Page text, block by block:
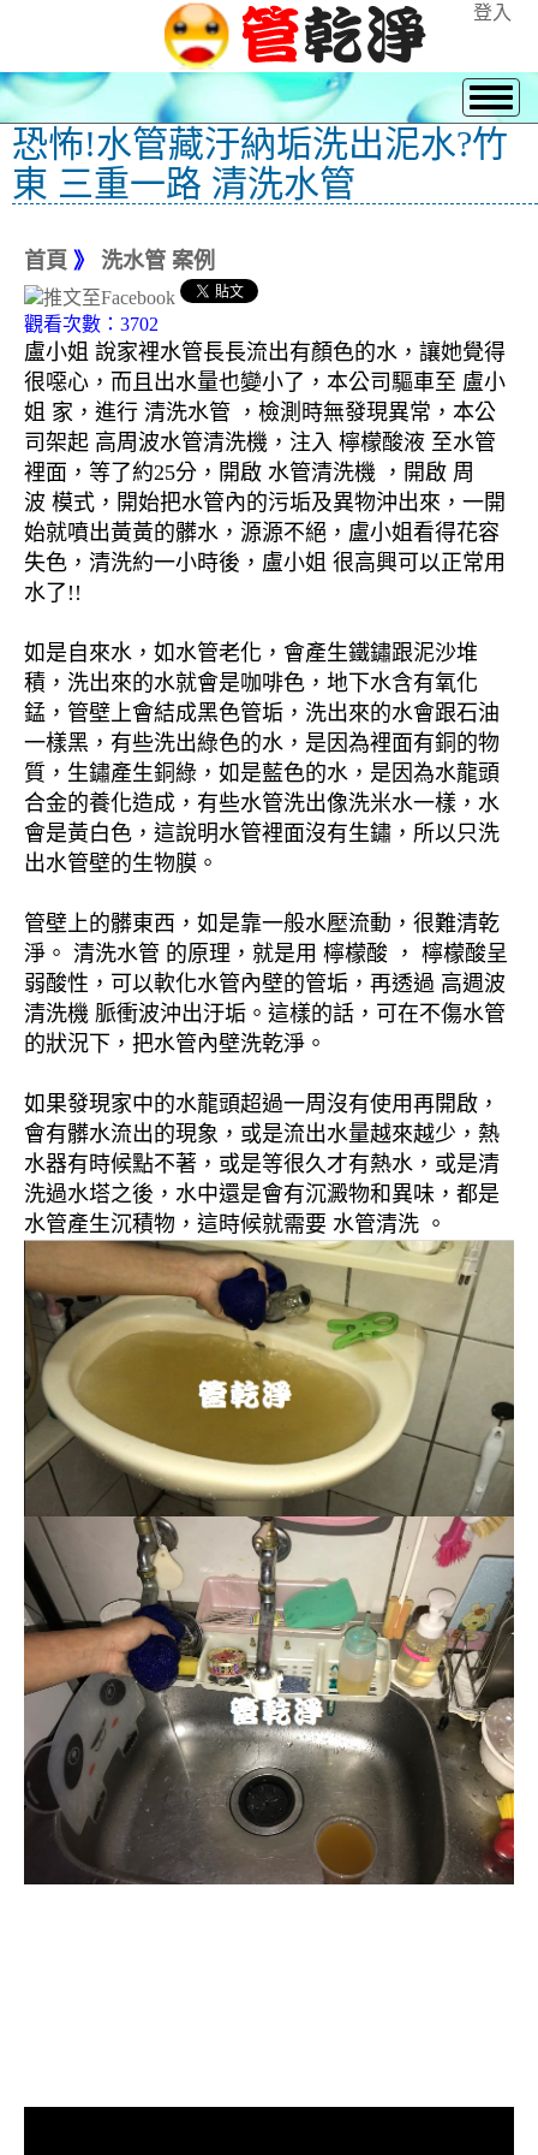
登入
恐怖!水管藏汙納垢洗出泥水?竹
東 三重一路 清洗水管
首頁 》 洗水管 案例
觀看次數：3702
盧小姐 說家裡水管長長流出有顏色的水，讓她覺得
很噁心，而且出水量也變小了，本公司驅車至 盧小
姐 家，進行 清洗水管 ，檢測時無發現異常，本公
司架起 高周波水管清洗機，注入 檸檬酸液 至水管
裡面，等了約25分，開啟 水管清洗機 ，開啟 周
波 模式，開始把水管內的污垢及異物沖出來，一開
始就噴出黃黃的髒水，源源不絕，盧小姐看得花容
失色，清洗約一小時後，盧小姐 很高興可以正常用
水了!!
如是自來水，如水管老化，會產生鐵鏽跟泥沙堆
積，洗出來的水就會是咖啡色，地下水含有氧化
錳，管壁上會結成黑色管垢，洗出來的水會跟石油
一樣黑，有些洗出綠色的水，是因為裡面有銅的物
質，生鏽產生銅綠，如是藍色的水，是因為水龍頭
合金的養化造成，有些水管洗出像洗米水一樣，水
會是黃白色，這說明水管裡面沒有生鏽，所以只洗
出水管壁的生物膜。
管壁上的髒東西，如是靠一般水壓流動，很難清乾
淨。 清洗水管 的原理，就是用 檸檬酸 ， 檸檬酸呈
弱酸性，可以軟化水管內壁的管垢，再透過 高週波
清洗機 脈衝波沖出汙垢。這樣的話，可在不傷水管
的狀況下，把水管內壁洗乾淨。
如果發現家中的水龍頭超過一周沒有使用再開啟，
會有髒水流出的現象，或是流出水量越來越少，熱
水器有時候點不著，或是等很久才有熱水，或是清
洗過水塔之後，水中還是會有沉澱物和異味，都是
水管產生沉積物，這時候就需要 水管清洗 。